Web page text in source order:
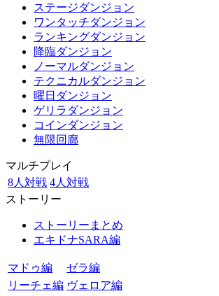
ステージダンジョン
ワンタッチダンジョン
ランキングダンジョン
降臨ダンジョン
ノーマルダンジョン
テクニカルダンジョン
曜日ダンジョン
ゲリラダンジョン
コインダンジョン
無限回廊
マルチプレイ
8人対戦 4人対戦
ストーリー
ストーリーまとめ
エキドナSARA編
マドゥ編
ゼラ編
リーチェ編 ヴェロア編